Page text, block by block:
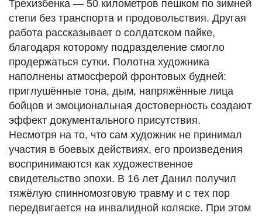
Трехизбенка — 50 километров пешком по зимней
степи без транспорта и продовольствия. Другая
работа рассказывает о солдатском пайке,
благодаря которому подразделение смогло
продержаться сутки. Полотна художника
наполнены атмосферой фронтовых будней:
приглушённые тона, дым, напряжённые лица
бойцов и эмоциональная достоверность создают
эффект документального присутствия.
Несмотря на то, что сам художник не принимал
участия в боевых действиях, его произведения
воспринимаются как художественное
свидетельство эпохи. В 16 лет Данил получил
тяжёлую спинномозговую травму и с тех пор
передвигается на инвалидной коляске. При этом